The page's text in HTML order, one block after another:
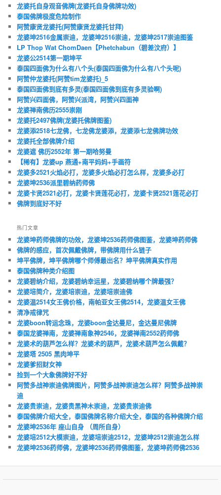
龙婆托自身观音佛牌(龙婆托自身佛牌功效)
泰国佛牌极度危险制作
阿赞康贤龙婆托(阿赞康贤龙婆托甘拜)
龙婆坤2516金属崇迪，龙婆坤2516崇迪，龙婆坤2517崇迪图鉴
LP Thop Wat ChomDaen【Phetchabun（碧差汶府）】
龙婆公2514第一期坤平
泰国四面佛为什么有八个头(泰国四面佛为什么有八个头呢)
阿赞仲龙婆托(阿赞tim龙婆托)_5
泰国四面佛到底有多灵(泰国四面佛到底有多灵验啊)
阿赞兴四面佛，阿赞兴派湾，阿赞兴四面神
龙婆禅南佛历2555崇刚
龙婆托2497佛牌(龙婆托佛牌图鉴)
龙婆添2518七龙佛，七龙佛龙婆添，龙婆添七龙佛牌功效
龙婆托全部佛牌介绍
龙婆遮 佛历2552年 第一期哈努曼
【稀有】龙婆up 燕通+南平妈妈+手画符
龙婆多2521火焰必打，龙婆多火焰必打怎么样，龙婆多必打
龙婆坤2536派里碧纳药师佛
龙婆卡贤2521必打，龙婆卡贤莲花必打，龙婆卡贤2521莲花必打
佛牌到底好不好
热门文章
龙婆坤药师佛牌的功效，龙婆坤2536药师佛图鉴，龙婆坤药师佛
佛牌的感应，首次佩戴佛牌，带佛牌用什么链子
坤平佛牌，坤平佛牌哪个师傅最出名？坤平佛牌真实作用
泰国佛牌种类介绍图
龙婆碧纳介绍，龙婆碧纳幸运星，龙婆碧纳哪个牌最强？
龙婆培简介，龙婆培崇迪，龙婆培崇迪佛
龙婆温2514女王佛价格，南帕亚女王佛2514，龙婆温女王佛
清净戒律咒
龙婆boon转运念珠，龙婆boon金达曼尼，金达曼尼佛牌
泰国龙婆禅南，龙婆禅南象神2546，龙婆禅南2552药师佛
龙婆术的葫芦怎么样？龙婆术的葫芦，龙婆术葫芦怎么佩戴？
龙婆塔 2505 黑肉坤平
龙婆爹招财女神
捡到一个大象佛牌好不好
阿赞多战神崇迪佛牌图片，阿赞多战神崇迪怎么样？阿赞多战神崇
迪
龙婆贵崇迪，龙婆贵黑神木崇迪，龙婆贵崇迪佛
泰国佛牌介绍大全，泰国佛牌名称介绍大全，泰国的各种佛牌介绍
龙婆坤2536年 座山自身 （周所自身）
龙婆培2512大模崇迪，龙婆培崇迪2512，龙婆坤2512崇迪怎么样
龙婆坤2536药师佛，龙婆坤2536药师佛图鉴，龙婆坤药师佛2536